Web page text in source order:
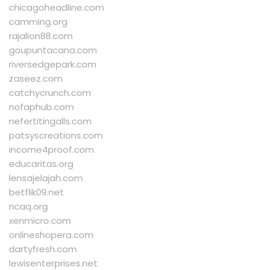
chicagoheadline.com
camming.org
rajalion88.com
goupuntacana.com
riversedgepark.com
zaseez.com
catchycrunch.com
nofaphub.com
nefertitingalls.com
patsyscreations.com
income4proof.com
educaritas.org
lensajelajah.com
betflik09.net
ncaq.org
xenmicro.com
onlineshopera.com
dartyfresh.com
lewisenterprises.net